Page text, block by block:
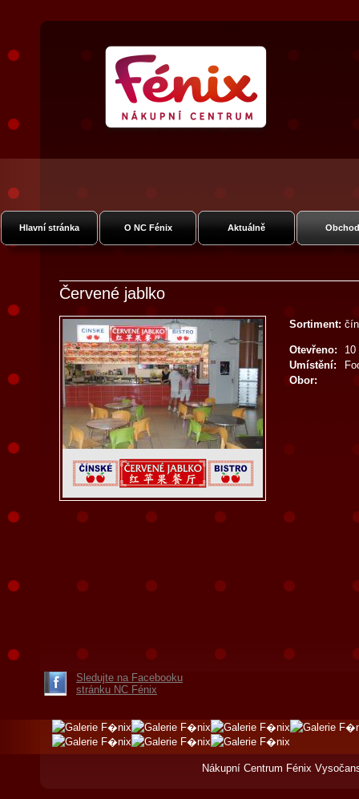
Nákupní Centrum Fénix
Vysočanská
Hlavní stránka O NC Fénix Aktuálně
Červené jablko
Sortiment:
Otevřeno:
10
Umístění:
Obor:
Sledujte na Facebooku
stránku NC Fénix
Nákupní Centrum Fénix